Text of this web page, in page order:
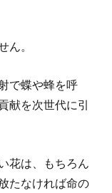
ん。
で蝶や蜂を呼
献を次世代に引
花は、もちろん
たなければ命の